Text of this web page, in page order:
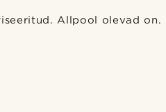
Allpool olevad on.